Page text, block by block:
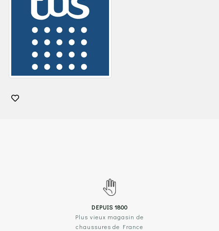
DEPUIS 1800
Plus vieux magasin de
chaussures de France